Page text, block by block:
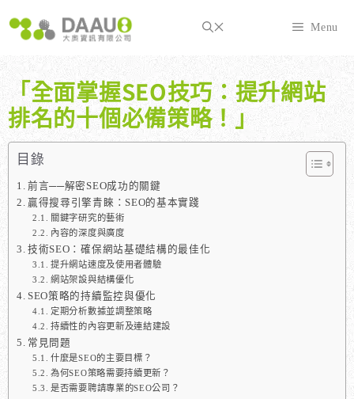
至
內
Menu
「全面掌握SEO技巧：提升網站
排名的十個必備策略！」
目錄
前言──解密SEO成功的關鍵
贏得搜尋引擎青睞：SEO的基本實踐
關鍵字研究的藝術
內容的深度與廣度
技術SEO：確保網站基礎結構的最佳化
提升網站速度及使用者體驗
網站架設與結構優化
SEO策略的持續監控與優化
定期分析數據並調整策略
持續性的內容更新及連結建設
常見問題
什麼是SEO的主要目標？
為何SEO策略需要持續更新？
是否需要聘請專業的SEO公司？